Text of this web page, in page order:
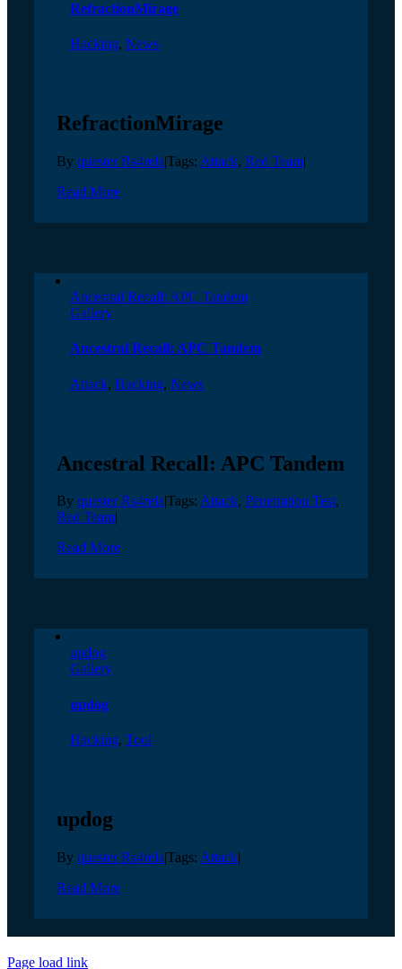
RefractionMirage
Hacking, News
RefractionMirage
By quester Rs4rela|Tags: Attack, Red Team|
Read More
Ancestral Recall: APC Tandem
Gallery
Ancestral Recall: APC Tandem
Attack, Hacking, News
Ancestral Recall: APC Tandem
By quester Rs4rela|Tags: Attack, Penetration Test,
Red Team|
Read More
updog
Gallery
updog
Hacking, Tool
updog
By quester Rs4rela|Tags: Attack|
Read More
Page load link